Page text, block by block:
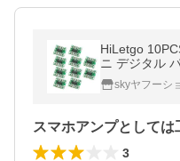
HiLetgo
ニ デジタル
V入力 送料無料
skyヤフーシ
スマホアンプとしては
3